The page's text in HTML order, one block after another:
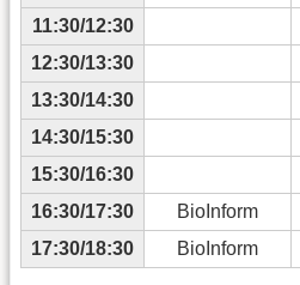
11:30/12:30
12:30/13:30
13:30/14:30
14:30/15:30
15:30/16:30
16:30/17:30
BioInform
17:30/18:30
BioInform